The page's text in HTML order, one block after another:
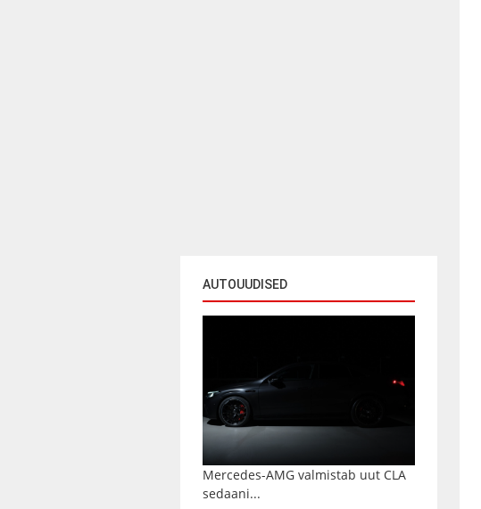
AUTOUUDISED
Mercedes-AMG valmistab uut CLA
sedaani...